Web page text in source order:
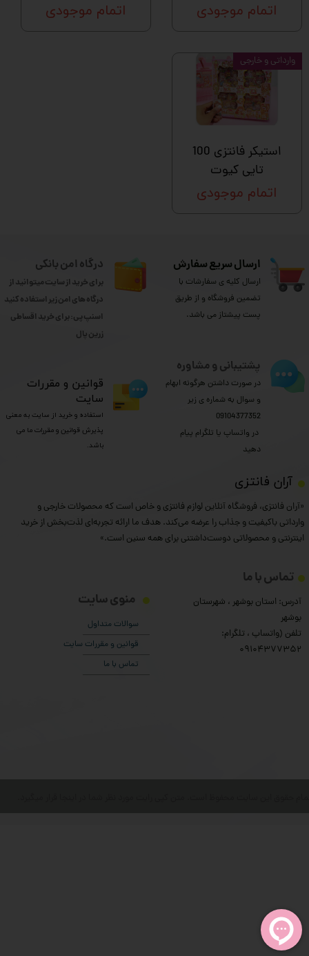
اتمام موجودی اتمام موجودی
استیکر فانتزی 100
تایی کیوت
اتمام موجودی
وارداتی و خارجی
ارسال سریع سفارش
ارسال کلیه ی سفارشات با
تضمین فروشگاه و از طریق
پست پیشتاز می باشد.
​آران فانتزی
«آران فانتزی، فروشگاه آنلاین لوازم فانتزی و خاص است که محصولات خارجی و
وارداتی باکیفیت و جذاب را عرضه می‌کند. هدف ما ارائه تجربه‌ای لذت‌بخش از خرید
اینترنتی و محصولاتی دوست‌داشتنی برای همه سنین است.»
منوی سایت
سوالات متداول
قوانین و مقررات سایت
تماس با ما
تماس با ما
آدرس: استان بوشهر ، شهرستان
بوشهر
تلفن (واتساپ ، تلگرام:
۰9104377352
درگاه امن بانکی
برای خرید از سایت میتوانید از
درگاه های امن زیر استفاده کنید
اسنپ پی: برای خرید اقساطی
​​​​​​​زرین پال
پشتیبانی و مشاوره
در صورت داشتن هرگونه ابهام
و سوال به شماره ی زیر
09104377352
​​​​​​​ در واتساپ یا تلگرام پیام
دهید
​قوانین و مقررات
سایت
استفاده و خرید از سایت به معنی
پذیرش قوانین و مقررات ما می
باشد.